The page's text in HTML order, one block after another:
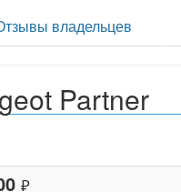
владельцев
Partner
₽